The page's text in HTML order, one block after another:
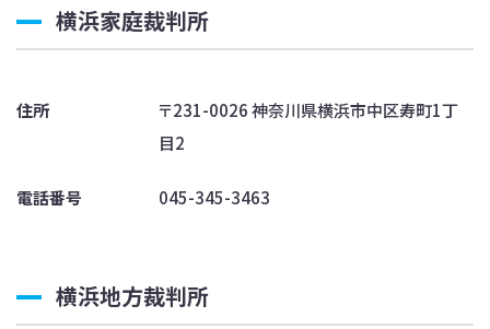
横浜家庭裁判所
住所
〒231-0026 神奈川県横浜市中区寿町1丁
目2
電話番号 045-345-3463
横浜地方裁判所